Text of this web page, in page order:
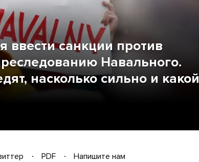
ввести санкции против
Навального.
насколько сильно и какой
PDF
Напишите нам